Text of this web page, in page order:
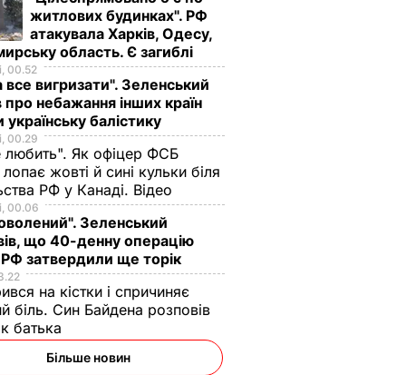
житлових будинках". РФ
атакувала Харків, Одесу,
область. Є загиблі
00.52
все вигризати". Зеленський
про небажання інших країн
українську балістику
00.29
любить". Як офіцер ФСБ
жовті й сині кульки біля
РФ у Канаді. Відео
00.06
Зеленський
що 40-денну операцію
затвердили ще торік
на кістки і спричиняє
біль. Син Байдена розповів
батька
Більше новин